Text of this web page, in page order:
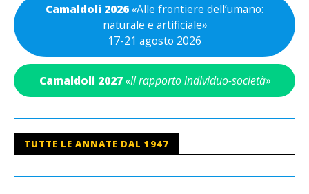
Camaldoli 2026«Alle frontiere dell’umano:
naturale e artificiale»
17-21 agosto 2026
Camaldoli 2027 «Il rapporto individuo-società»
TUTTE LE ANNATE DAL 1947